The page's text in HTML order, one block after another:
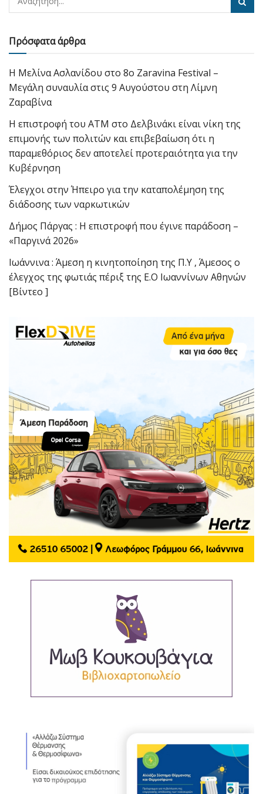
Πρόσφατα άρθρα
Η Μελίνα Ασλανίδου στο 8ο Zaravina Festival –
Μεγάλη συναυλία στις 9 Αυγούστου στη Λίμνη
Ζαραβίνα
Η επιστροφή του ΑΤΜ στο Δελβινάκι είναι νίκη της
επιμονής των πολιτών και επιβεβαίωση ότι η
παραμεθόριος δεν αποτελεί προτεραιότητα για την
Κυβέρνηση
Έλεγχοι στην Ήπειρο για την καταπολέμηση της
διάδοσης των ναρκωτικών
Δήμος Πάργας : Η επιστροφή που έγινε παράδοση –
«Παργινά 2026»
Ιωάννινα : Άμεση η κινητοποίηση της Π.Υ , Άμεσος ο
έλεγχος της φωτιάς πέριξ της Ε.Ο Ιωαννίνων Αθηνών
[Βίντεο ]